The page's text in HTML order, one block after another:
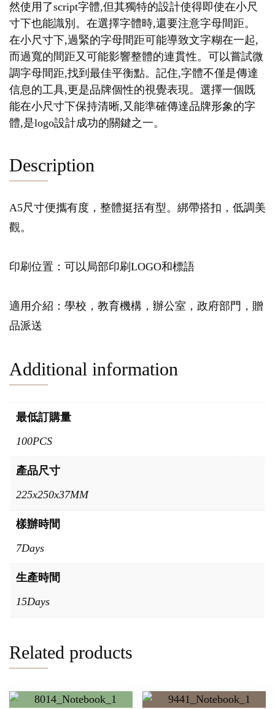
然使用了script字體,但其獨特的設計使得即使在小尺
寸下也能識別。在選擇字體時,還要注意字母間距。
在小尺寸下,過緊的字母間距可能導致文字糊在一起,
而過寬的間距又可能影響整體的連貫性。可以嘗試微
調字母間距,找到最佳平衡點。記住,字體不僅是傳達
信息的工具,更是品牌個性的視覺表現。選擇一個既
能在小尺寸下保持清晰,又能準確傳達品牌形象的字
體,是logo設計成功的關鍵之一。
Description
A5尺寸便攜有度，整體挺括有型。綁帶搭扣，低調美
觀。
印刷位置：可以局部印刷LOGO和標語
適用介紹：學校，教育機構，辦公室，政府部門，贈
品派送
Additional information
最低訂購量
100PCS
產品尺寸
225x250x37MM
樣辦時間
7Days
生產時間
15Days
Related products